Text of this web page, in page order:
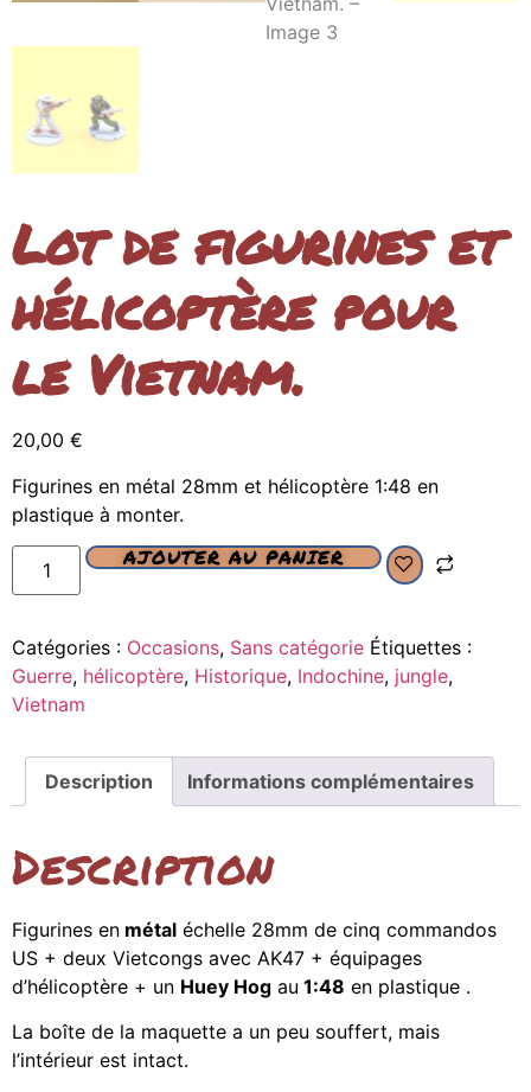
Lot de figurines et
hélicoptère pour
le Vietnam.
20,00 €
Figurines en métal 28mm et hélicoptère 1:48 en
plastique à monter.
AJOUTER AU PANIER
Catégories : Occasions, Sans catégorie Étiquettes :
Guerre, hélicoptère, Historique, Indochine, jungle,
Vietnam
Description Informations complémentaires
Description
Figurines en métal échelle 28mm de cinq commandos
US + deux Vietcongs avec AK47 + équipages
d’hélicoptère + un Huey Hog au 1:48 en plastique .
La boîte de la maquette a un peu souffert, mais
l’intérieur est intact.